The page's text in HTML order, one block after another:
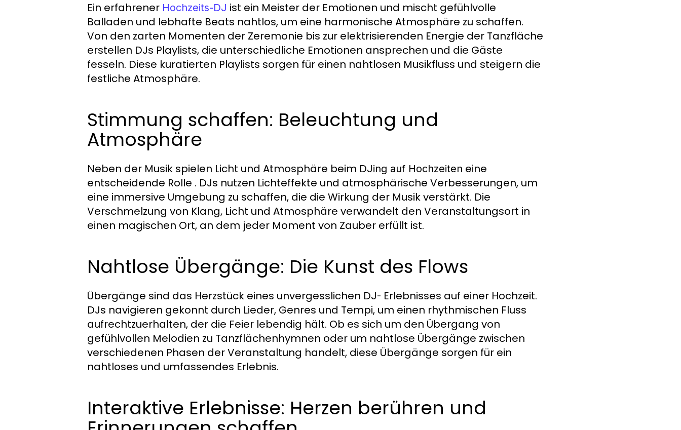
Ein erfahrener Hochzeits-DJ ist ein Meister der Emotionen und mischt gefühlvolle
Balladen und lebhafte Beats nahtlos, um eine harmonische Atmosphäre zu schaffen.
Von den zarten Momenten der Zeremonie bis zur elektrisierenden Energie der Tanzfläche
erstellen DJs Playlists, die unterschiedliche Emotionen ansprechen und die Gäste
fesseln. Diese kuratierten Playlists sorgen für einen nahtlosen Musikfluss und steigern die
festliche Atmosphäre.
Stimmung schaffen: Beleuchtung und
Atmosphäre
Neben der Musik spielen Licht und Atmosphäre beim DJing auf Hochzeiten eine
entscheidende Rolle . DJs nutzen Lichteffekte und atmosphärische Verbesserungen, um
eine immersive Umgebung zu schaffen, die die Wirkung der Musik verstärkt. Die
Verschmelzung von Klang, Licht und Atmosphäre verwandelt den Veranstaltungsort in
einen magischen Ort, an dem jeder Moment von Zauber erfüllt ist.
Nahtlose Übergänge: Die Kunst des Flows
Übergänge sind das Herzstück eines unvergesslichen DJ- Erlebnisses auf einer Hochzeit.
DJs navigieren gekonnt durch Lieder, Genres und Tempi, um einen rhythmischen Fluss
aufrechtzuerhalten, der die Feier lebendig hält. Ob es sich um den Übergang von
gefühlvollen Melodien zu Tanzflächenhymnen oder um nahtlose Übergänge zwischen
verschiedenen Phasen der Veranstaltung handelt, diese Übergänge sorgen für ein
nahtloses und umfassendes Erlebnis.
Interaktive Erlebnisse: Herzen berühren und